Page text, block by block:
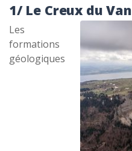
1/ Le Creux du Van
Les
formations
géologiques